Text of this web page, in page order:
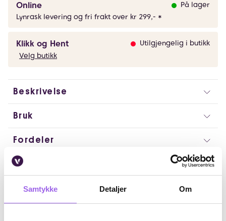
Samtykke Detaljer Om
Online
På lager
Lynrask levering og fri frakt over kr 299,- *
Klikk og Hent
Utilgjengelig i butikk
Velg butikk
Beskrivelse
Bruk
Fordeler
Ingredienser
Artikkelnummer: 368418